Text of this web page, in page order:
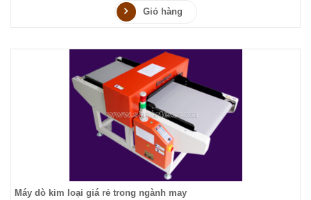
Giỏ hàng
Máy dò kim loại giá rẻ trong ngành may